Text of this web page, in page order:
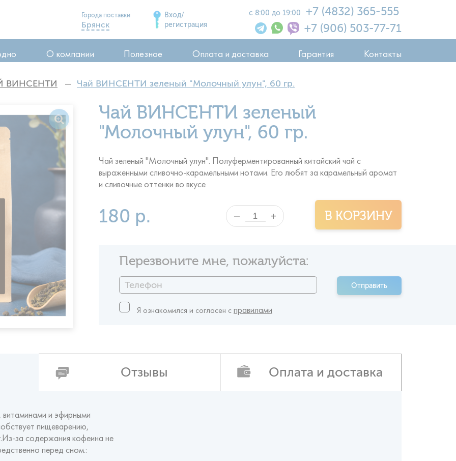
Города поставки
Брянск
Сельцо
Почеп
Клинцы
Вход/
регистрация
с 8:00 до 19:00
+7 (4832) 365-555
+7 (906) 503-77-71
О компании Полезное Оплата и доставка Гарантия Контакты
ВИНСЕНТИ Чай ВИНСЕНТИ зеленый "Молочный улун", 60 гр.
Чай ВИНСЕНТИ зеленый
"Молочный улун", 60 гр.
Чай зеленый "Молочный улун". Полуферментированный китайский чай с
выраженными сливочно-карамельными нотами. Его любят за карамельный аромат
180 р. В КОРЗИНУ
— +
Перезвоните мне, пожалуйста:
Отправить
Я ознакомился и согласен c
Отзывы Оплата и доставка
и эфирными
пищеварению,
за содержания кофеина не
перед сном.: